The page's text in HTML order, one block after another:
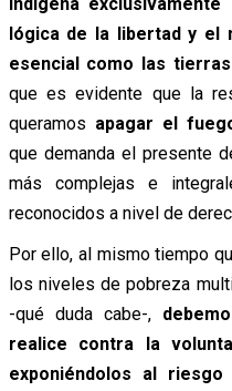
lógica de la libertad y el
esencial como las
que es evidente que la
queramos apagar el
que demanda el presente
más complejas e
reconocidos a nivel de
Por ello, al mismo tiempo
los niveles de pobreza
-qué duda cabe-,
realice contra la
exponiéndolos al